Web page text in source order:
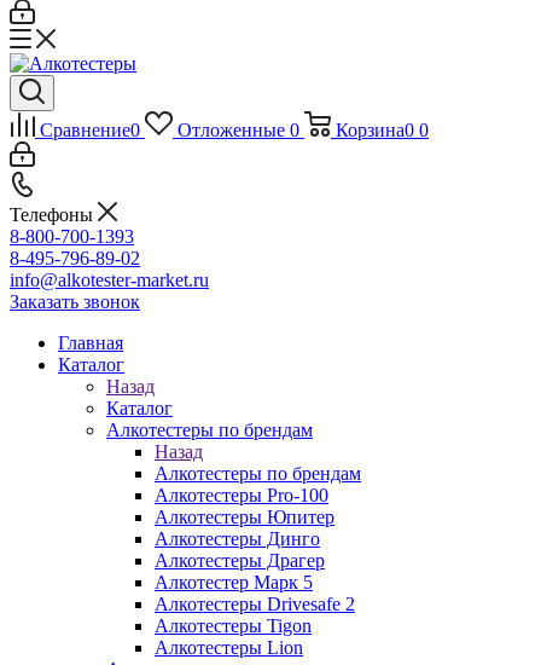
Сравнение0 Отложенные 0 Корзина0 0
Телефоны
8-800-700-1393
8-495-796-89-02
info@alkotester-market.ru
Заказать звонок
Главная
Каталог
Назад
Каталог
Алкотестеры по брендам
Назад
Алкотестеры по брендам
Алкотестеры Pro-100
Алкотестеры Юпитер
Алкотестеры Динго
Алкотестеры Драгер
Алкотестер Марк 5
Алкотестеры Drivesafe 2
Алкотестеры Tigon
Алкотестеры Lion